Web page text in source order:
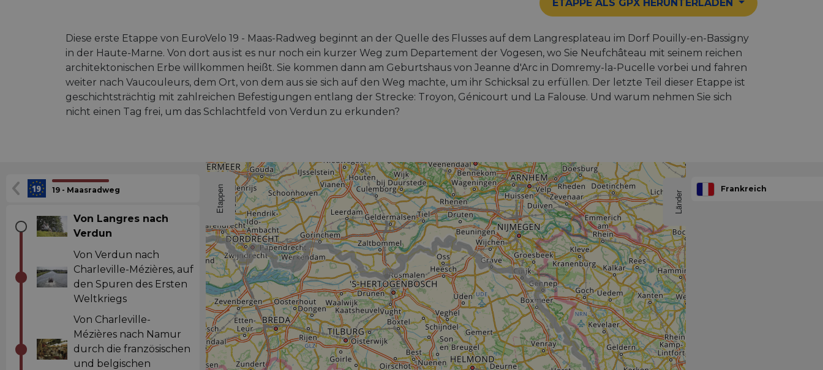
ETAPPE ALS GPX HERUNTERLADEN
Diese erste Etappe von EuroVelo 19 - Maas-Radweg beginnt an der Quelle des Flusses auf dem Langresplateau im Dorf Pouilly-en-Bassigny
in der Haute-Marne. Von dort aus ist es nur noch ein kurzer Weg zum Departement der Vogesen, wo Sie Neufchâteau mit seinem reichen
architektonischen Erbe willkommen heißt. Sie kommen dann am Geburtshaus von Jeanne d'Arc in Domremy-la-Pucelle vorbei und fahren
weiter nach Vaucouleurs, dem Ort, von dem aus sie sich auf den Weg machte, um ihr Schicksal zu erfüllen. Der letzte Teil dieser Etappe ist
geschichtsträchtig mit zahlreichen Befestigungen entlang der Strecke: Troyon, Génicourt und La Falouse. Und warum nehmen Sie sich
nicht einen Tag frei, um das Schlachtfeld von Verdun zu erkunden?
19 - Maasradweg
Von Langres nach
Verdun
Von Verdun nach
Charleville-Mézières, auf
den Spuren des Ersten
Weltkriegs
Von Charleville-
Mézières nach Namur
durch die französischen
und belgischen
Etappen Länder
Frankreich